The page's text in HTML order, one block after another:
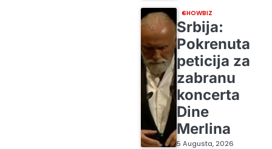
SHOWBIZ
Srbija:
Pokrenuta
peticija za
zabranu
koncerta
Dine
Merlina
5 Augusta, 2026